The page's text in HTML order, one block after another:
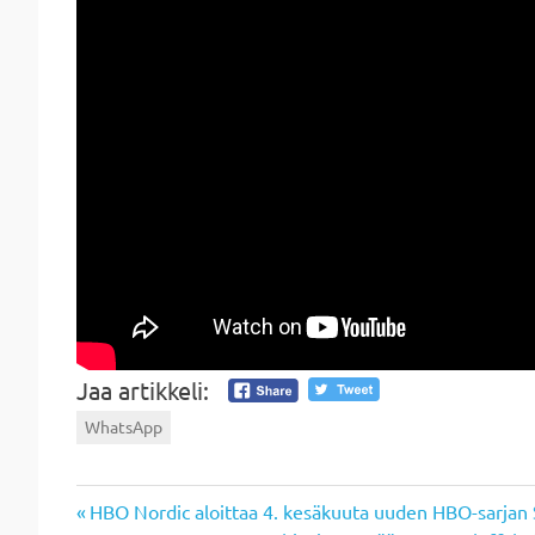
Jaa artikkeli:
WhatsApp
Artikkelien
Previous
HBO Nordic aloittaa 4. kesäkuuta uuden HBO-sarjan